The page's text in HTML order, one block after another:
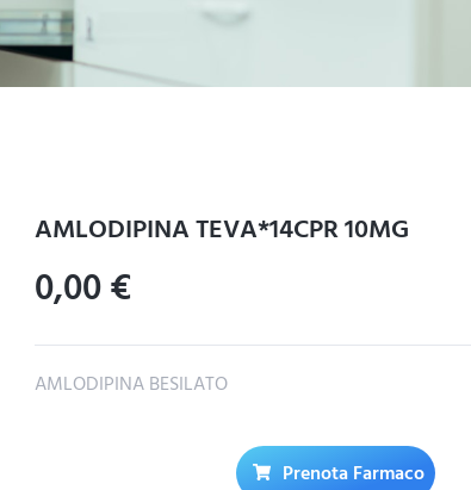
AMLODIPINA TEVA*14CPR 10MG
0,00€
AMLODIPINA BESILATO
Prenota Farmaco